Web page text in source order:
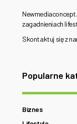
zagadnieniach
Skontaktuj się z
Popularne
Biznes